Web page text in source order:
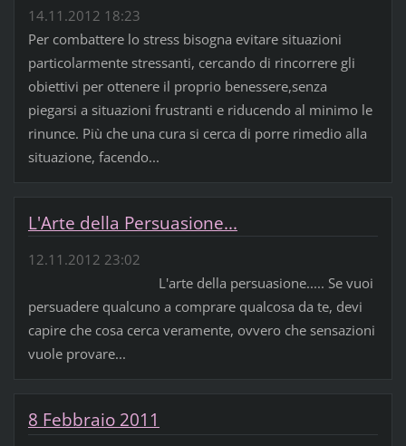
14.11.2012 18:23
Per combattere lo stress bisogna evitare situazioni
particolarmente stressanti, cercando di rincorrere gli
obiettivi per ottenere il proprio benessere,senza
piegarsi a situazioni frustranti e riducendo al minimo le
rinunce. Più che una cura si cerca di porre rimedio alla
situazione, facendo...
L'Arte della Persuasione...
12.11.2012 23:02
L'arte della persuasione..... Se vuoi
persuadere qualcuno a comprare qualcosa da te, devi
capire che cosa cerca veramente, ovvero che sensazioni
vuole provare...
8 Febbraio 2011